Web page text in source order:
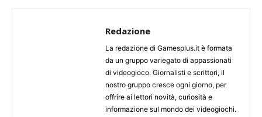
Redazione
La redazione di Gamesplus.it è formata
da un gruppo variegato di appassionati
di videogioco. Giornalisti e scrittori, il
nostro gruppo cresce ogni giorno, per
offrire ai lettori novità, curiosità e
informazione sul mondo dei videogiochi.